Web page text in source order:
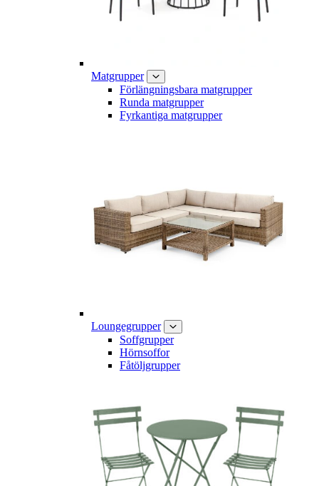
Matgrupper
Förlängningsbara matgrupper
Runda matgrupper
Fyrkantiga matgrupper
Loungegrupper
Soffgrupper
Hörnsoffor
Fåtöljgrupper